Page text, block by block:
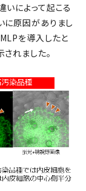
いによって起こる
に原因がありまし
を導入したと
れました。